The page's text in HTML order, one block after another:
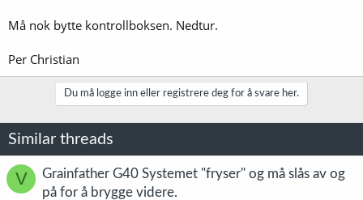
Må nok bytte kontrollboksen. Nedtur.
Per Christian
Du må logge inn eller registrere deg for å svare her.
Similar threads
V
Grainfather G40 Systemet "fryser" og må slås av og
på for å brygge videre.